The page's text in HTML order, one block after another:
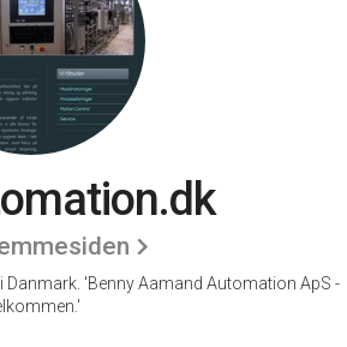
Danmark. 'Benny Aamand Automation ApS -